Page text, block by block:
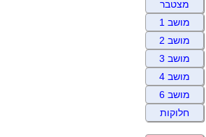
מצטבר
מושב 1
מושב 2
מושב 3
מושב 4
מושב 6
חלוקות